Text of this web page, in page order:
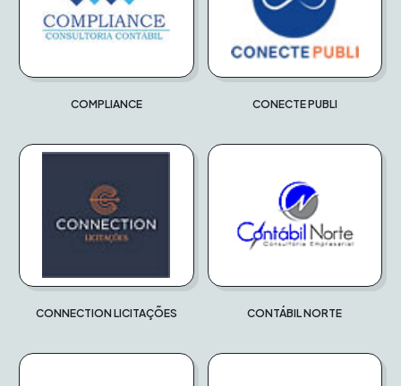
COMPLIANCE CONECTE PUBLI
CONNECTION LICITAÇÕES CONTÁBIL NORTE